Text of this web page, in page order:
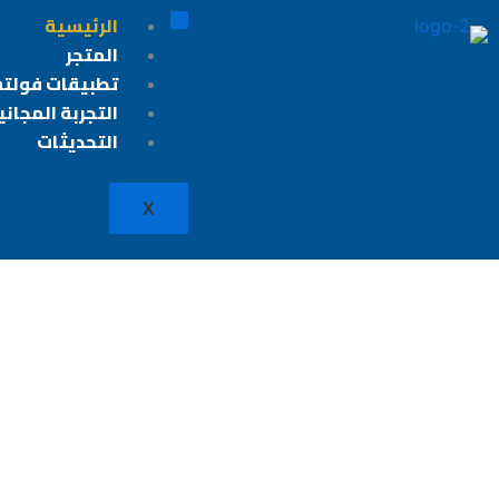
تخطي
إلى
الرئيسية
المتجر
تطبيقات
التجربة
التحديثات
X